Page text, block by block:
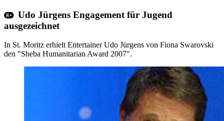
Udo Jürgens Engagement für Jugend
ausgezeichnet
In St. Moritz erhielt Entertainer Udo Jürgens von Fiona Swarovski
den "Sheba Humanitarian Award 2007".